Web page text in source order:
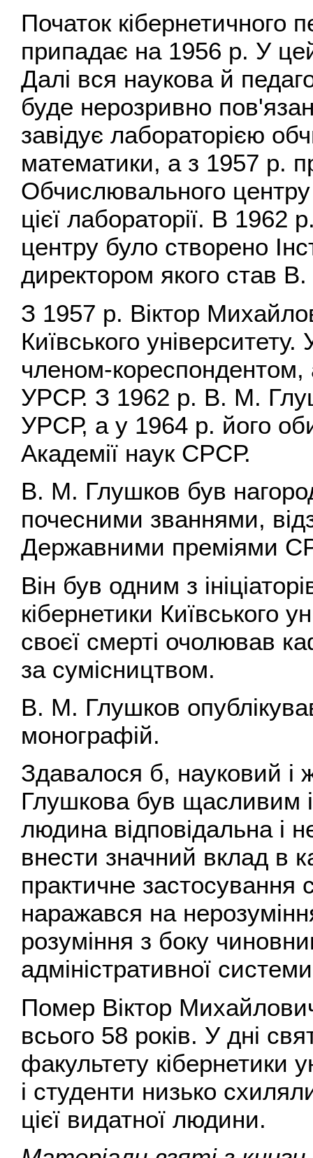
Початок кібернетичного
припадає на 1956 р. У
Далі вся наукова й
буде нерозривно
завідує лабораторією
математики, а з 1957 р.
Обчислювального
цієї лабораторії. В 1962
центру було створено
директором якого став
З 1957 р. Віктор
Київського
членом-
УРСР. З 1962 р. В. М.
УРСР, а у 1964 р. його
Академії наук СРСР.
В. М. Глушков був
почесними званнями,
Державними преміями
Він був одним з
кібернетики Київського
своєї смерті очолював
за сумісництвом.
В. М. Глушков
монографій.
Здавалося б, науковий
Глушкова був щасливим
людина відповідальна і
внести значний вклад в
практичне застосування
наражався на
розуміння з боку
адміністративної
Помер Віктор
всього 58 років. У дні
факультету кібернетики
і студенти низько
цієї видатної людини.